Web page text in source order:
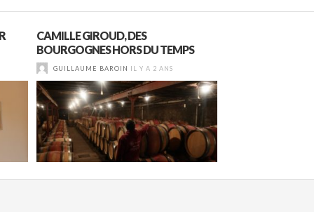
CAMILLE GIROUD, DES
BOURGOGNES HORS DU TEMPS
GUILLAUME BAROIN IL Y A 2 ANS